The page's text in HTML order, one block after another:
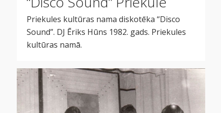
Priekules kultūras nama diskotēka “Disco
Sound”. DJ Ēriks Hūns 1982. gads. Priekules
kultūras namā.